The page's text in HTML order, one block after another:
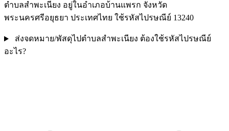
ตำบลสำพะเนียง อยู่ในอำเภอบ้านแพรก จังหวัด
พระนครศรีอยุธยา ประเทศไทย ใช้รหัสไปรษณีย์ 13240
ส่งจดหมาย/พัสดุไปตำบลสำพะเนียง ต้องใช้รหัสไปรษณีย์
อะไร?